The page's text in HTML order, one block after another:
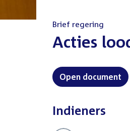
Brief regering
Acties
Open document
Indieners